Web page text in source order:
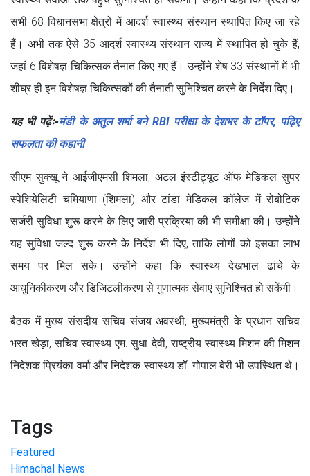
सभी 68 विधानसभा क्षेत्रों में आदर्श स्वास्थ्य संस्थान स्थापित किए जा रहे
हैं। अभी तक ऐसे 35 आदर्श स्वास्थ्य संस्थान राज्य में स्थापित हो चुके हैं,
जहां 6 विशेषज्ञ चिकित्सक तैनात किए गए हैं। उन्होंने शेष 33 संस्थानों में भी
शीघ्र ही इन विशेषज्ञ चिकित्सकों की तैनाती सुनिश्चित करने के निर्देश दिए।
यह भी पढ़ेंः-मंडी के अतुल शर्मा बने RBI परीक्षा के देशभर के टॉपर, पढ़िए
सफलता की कहानी
सीएम सुक्खू ने आईजीएमसी शिमला, अटल इंस्टीट्यूट ऑफ मेडिकल सुपर
स्पेशियेलिटी चमियाणा (शिमला) और टांडा मेडिकल कॉलेज में रोबोटिक
सर्जरी सुविधा शुरू करने के लिए जारी प्रक्रिया की भी समीक्षा की। उन्होंने
यह सुविधा जल्द शुरू करने के निर्देश भी दिए, ताकि लोगों को इसका लाभ
समय पर मिल सके। उन्होंने कहा कि स्वास्थ्य देखभाल ढांचे के
आधुनिकीकरण और डिजिटलीकरण से गुणात्मक सेवाएं सुनिश्चित हो सकेंगी।
बैठक में मुख्य संसदीय सचिव संजय अवस्थी, मुख्यमंत्री के प्रधान सचिव
भरत खेड़ा, सचिव स्वास्थ्य एम. सुधा देवी, राष्ट्रीय स्वास्थ्य मिशन की मिशन
निदेशक प्रियंका वर्मा और निदेशक स्वास्थ्य डॉ. गोपाल बेरी भी उपस्थित थे।
Tags
Featured
Himachal News